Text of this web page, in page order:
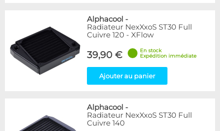
Alphacool -
Radiateur NexXxoS ST30 Full
Cuivre 120 - XFlow
39,90 €
En stock
Expédition immédiate
Ajouter au panier
Alphacool -
Radiateur NexXxoS ST30 Full
Cuivre 140